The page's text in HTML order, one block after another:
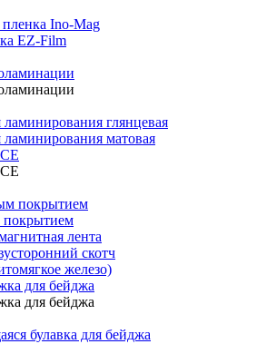
Ino-Mag
EZ-Film
глянцевая
матовая
покрытием
лента
скотч
железо)
для бейджа
для бейджа
булавка для бейджа